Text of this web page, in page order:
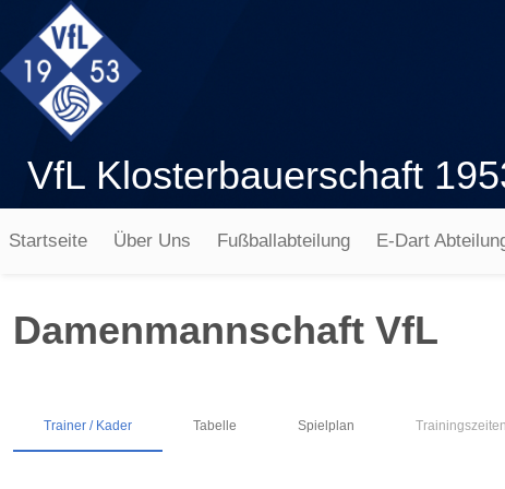
VfL Klosterbauerschaft
Startseite Über Uns Fußballabteilung E-Dart
Damenmannschaft VfL
Trainer / Kader Tabelle Spielplan Trainingszeiten